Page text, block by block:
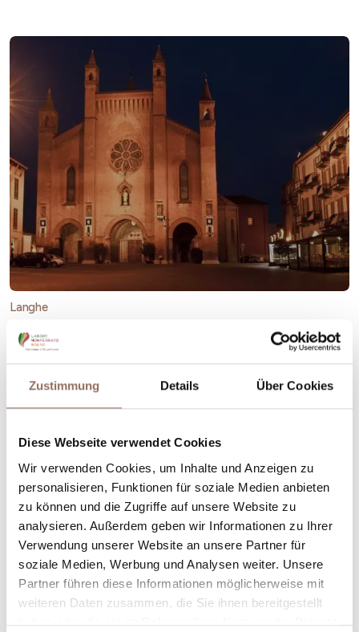
Zustimmung Details Über Cookies
Diese Webseite verwendet Cookies
Wir verwenden Cookies, um Inhalte und Anzeigen zu
personalisieren, Funktionen für soziale Medien anbieten
zu können und die Zugriffe auf unsere Website zu
analysieren. Außerdem geben wir Informationen zu Ihrer
Verwendung unserer Website an unsere Partner für
soziale Medien, Werbung und Analysen weiter. Unsere
Partner führen diese Informationen möglicherweise mit
weiteren Daten zusammen, die Sie ihnen bereitgestellt
haben oder die sie im Rahmen Ihrer Nutzung der Dienste
Langhe
Ein Bummel durch Alba